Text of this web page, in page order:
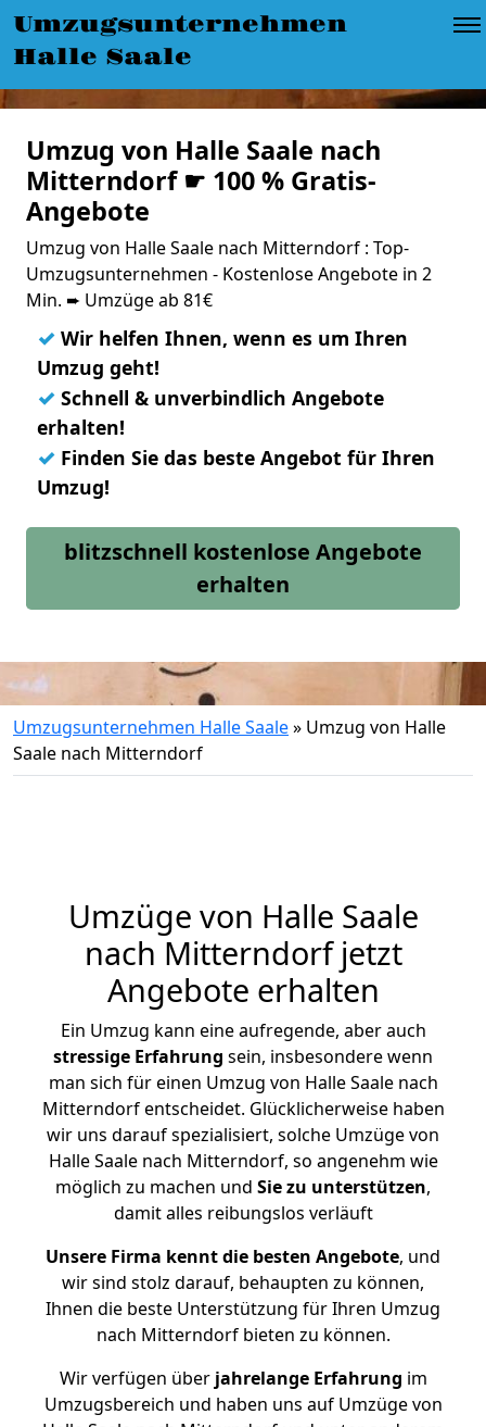
Umzugsunternehmen
Halle Saale
Umzug von Halle Saale nach
Mitterndorf ☛ 100 % Gratis-
Angebote
Umzug von Halle Saale nach Mitterndorf : Top-
Umzugsunternehmen - Kostenlose Angebote in 2
Min. ➨ Umzüge ab 81€
✓ Wir helfen Ihnen, wenn es um Ihren
Umzug geht!
✓ Schnell & unverbindlich Angebote
erhalten!
✓ Finden Sie das beste Angebot für Ihren
Umzug!
blitzschnell kostenlose Angebote
erhalten
Umzugsunternehmen Halle Saale» Umzug von Halle
Saale nach Mitterndorf
Umzüge von Halle Saale
nach Mitterndorf jetzt
Angebote erhalten
Ein Umzug kann eine aufregende, aber auch
stressige Erfahrung sein, insbesondere wenn
man sich für einen Umzug von Halle Saale nach
Mitterndorf entscheidet. Glücklicherweise haben
wir uns darauf spezialisiert, solche Umzüge von
Halle Saale nach Mitterndorf, so angenehm wie
möglich zu machen und Sie zu unterstützen,
damit alles reibungslos verläuft
Unsere Firma kennt die besten Angebote, und
wir sind stolz darauf, behaupten zu können,
Ihnen die beste Unterstützung für Ihren Umzug
nach Mitterndorf bieten zu können.
Wir verfügen überjahrelange Erfahrung im
Umzugsbereich und haben uns auf Umzüge von